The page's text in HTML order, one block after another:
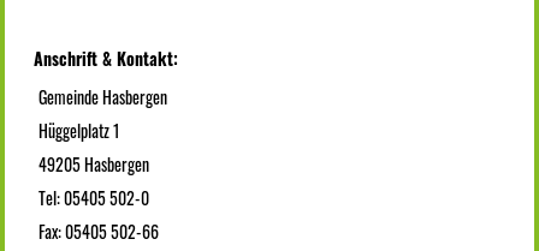
Anschrift & Kontakt:
Gemeinde Hasbergen
Hüggelplatz 1
49205 Hasbergen
Tel: 05405 502-0
Fax: 05405 502-66